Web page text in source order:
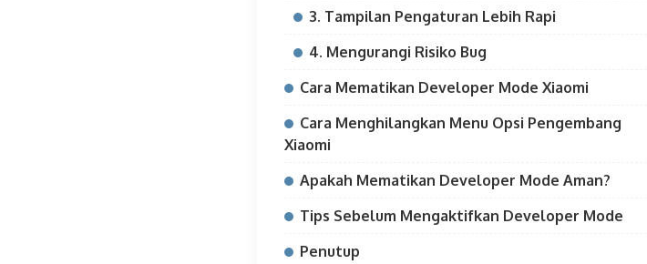
3. Tampilan Pengaturan Lebih Rapi
4. Mengurangi Risiko Bug
Cara Mematikan Developer Mode Xiaomi
Cara Menghilangkan Menu Opsi Pengembang
Xiaomi
Apakah Mematikan Developer Mode Aman?
Tips Sebelum Mengaktifkan Developer Mode
Penutup